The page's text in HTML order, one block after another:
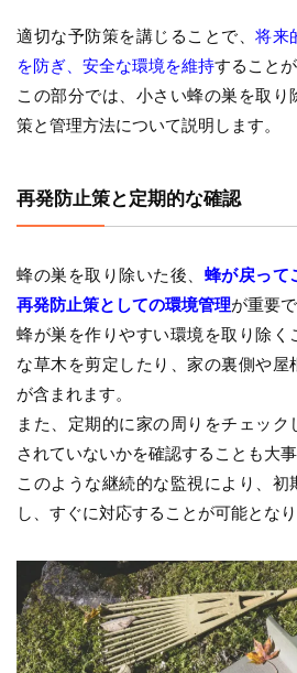
適切な予防策を講じることで、 将来
を防ぎ、安全な環境を維持することが
この部分では、小さい蜂の巣を取
策と管理方法について説明します。
再発防止策と定期的な確認
蜂の巣を取り除いた後、 蜂が戻って
再発防止策としての環境管理が重要で
蜂が巣を作りやすい環境を取り除く
な草木を剪定したり、家の裏側や
が含まれます。
また、定期的に家の周りをチェッ
されていないかを確認することも大事
このような継続的な監視により、
し、すぐに対応することが可能となり